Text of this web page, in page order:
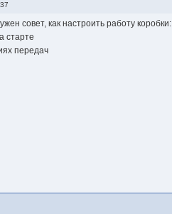
совет, как настроить работу коробки:
старте
передач